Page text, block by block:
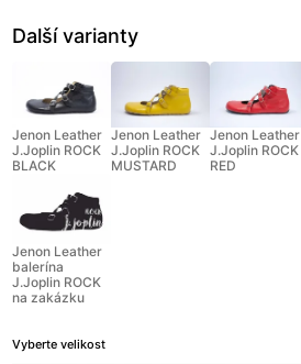
Další varianty
Jenon Leather
J.Joplin ROCK
BLACK
Jenon Leather
J.Joplin ROCK
MUSTARD
Jenon Leather
J.Joplin ROCK
RED
Jenon Leather
balerína
J.Joplin ROCK
na zakázku
Vyberte velikost